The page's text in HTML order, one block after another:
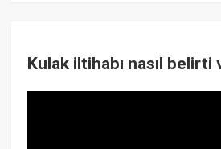
Kulak iltihabı nasıl belirti